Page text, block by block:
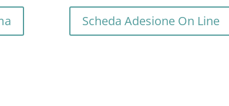
Scheda Adesione On Line